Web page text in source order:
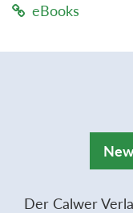
eBooks
Der Calwer